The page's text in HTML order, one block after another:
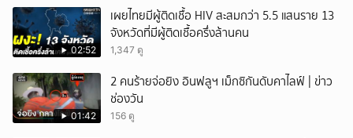
02:52
เผยไทยมีผู้ติดเชื้อ HIV สะสมกว่า 5.5 แสนราย 13
จังหวัดที่มีผู้ติดเชื้อครึ่งล้านคน
1,347 ดู
01:42
2 คนร้ายจ่อยิง อินฟลูฯ เม็กซิกันดับคาไลฟ์ | ข่าว
ช่องวัน
156 ดู